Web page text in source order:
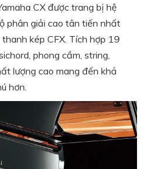
CX được trang bị hệ
phân giải cao tân tiến nhất
kép CFX. Tích hợp 19
phong cầm, string,
lượng cao mang đến khả
hơn.